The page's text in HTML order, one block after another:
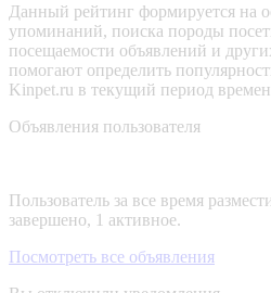
Данный рейтинг формируется на
упоминаний, поиска породы
посещаемости объявлений и
помогают определить
Kinpet.ru в текущий период
Объявления пользователя
Пользователь за все время
завершено, 1 активное.
Посмотреть все объявления